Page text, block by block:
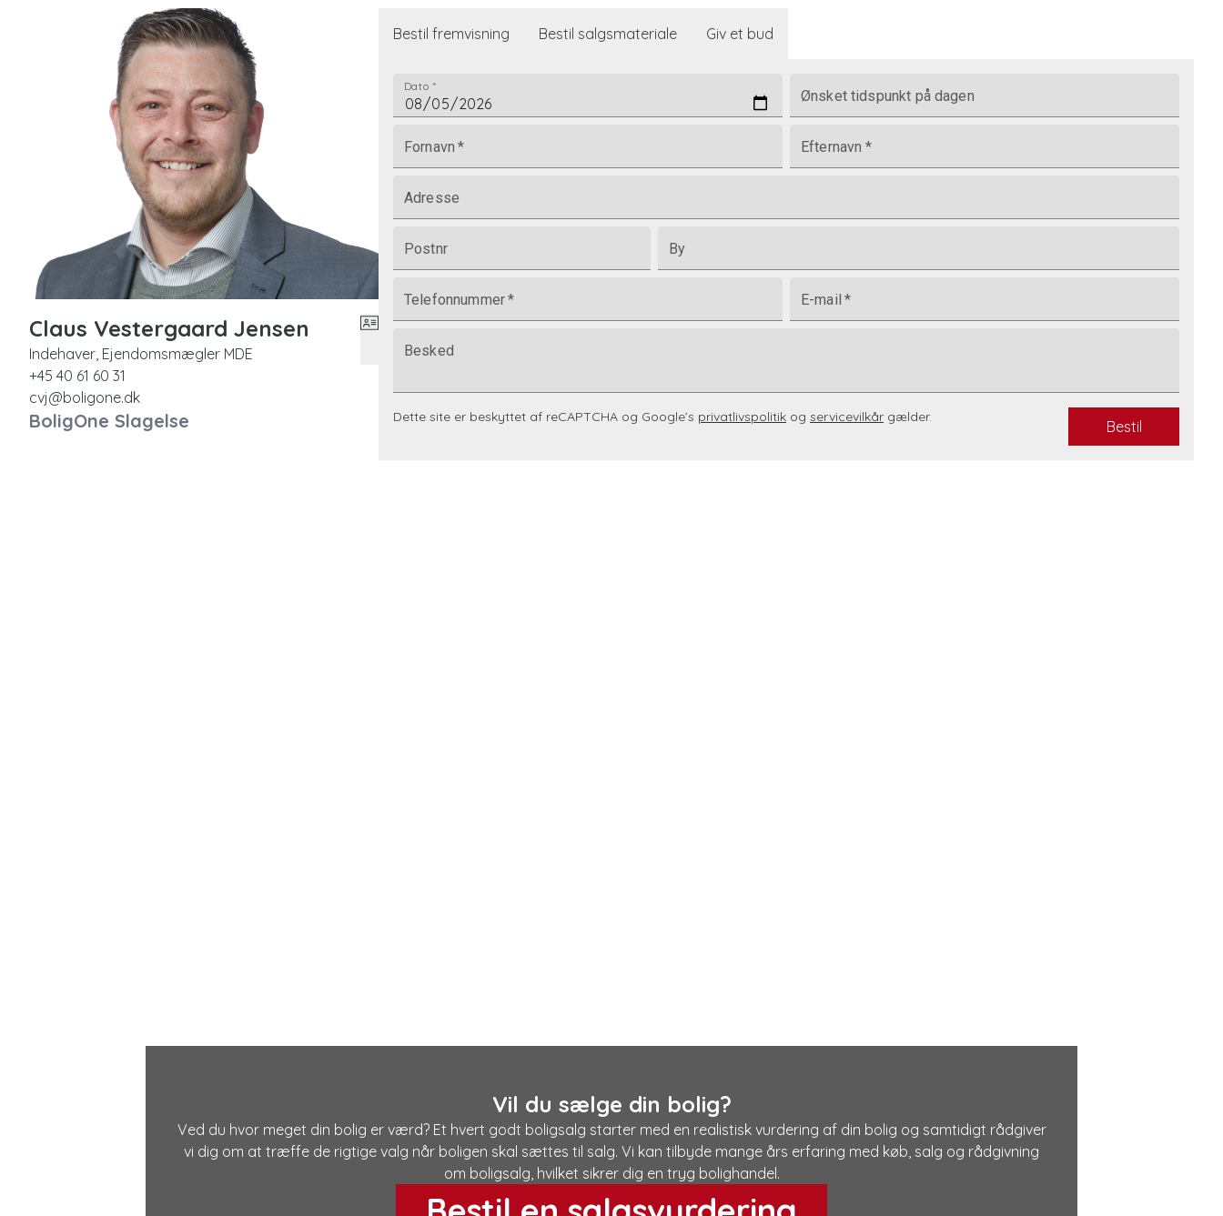
Claus Vestergaard Jensen
Indehaver, Ejendomsmægler MDE
+45 40 61 60 31
cvj@boligone.dk
BoligOne Slagelse
Bestil fremvisning Bestil salgsmateriale Giv et bud
Dato *
Ønsket tidspunkt på dagen
Fornavn * Efternavn *
Adresse
Postnr By
Telefonnummer* E-mail *
Besked
Dette site er beskyttet af reCAPTCHA og Google’s privatlivspolitik og servicevilkår gælder.
Bestil
Vil du sælge din bolig?
Ved du hvor meget din bolig er værd? Et hvert godt boligsalg starter med en realistisk vurdering af din bolig og samtidigt rådgiver
vi dig om at træffe de rigtige valg når boligen skal sættes til salg. Vi kan tilbyde mange års erfaring med køb, salg og rådgivning
om boligsalg, hvilket sikrer dig en tryg bolighandel.